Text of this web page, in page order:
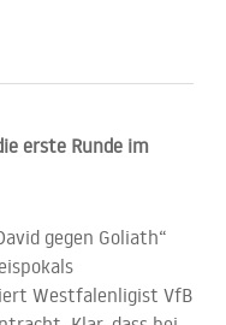
erste Runde im
gegen Goliath“
Westfalenligist VfB